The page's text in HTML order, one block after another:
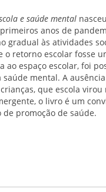
e saúde mental
anos de
gradual às atividades
o retorno escolar fosse
ao espaço escolar, foi
mental. A
que escola
o livro é um
de promoção de saúde.